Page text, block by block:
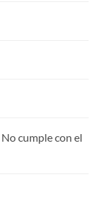
No cumple con el